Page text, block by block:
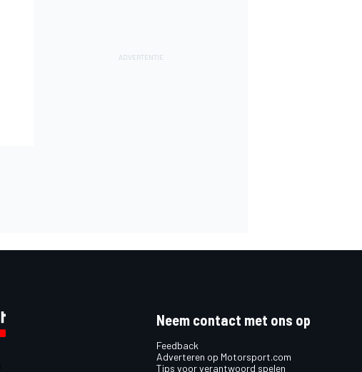
Neem contact met ons op
Feedback
Adverteren op Motorsport.com
Tips voor verantwoord spelen